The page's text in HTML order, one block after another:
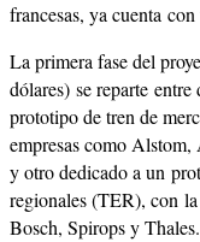
francesas, ya cuenta
La primera fase del
dólares) se reparte
prototipo de tren de
empresas como
y otro dedicado a un
regionales (TER), con
Bosch, Spirops y Thales.